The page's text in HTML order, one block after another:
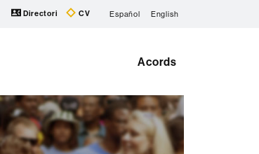
Directori CV Español English
Acords